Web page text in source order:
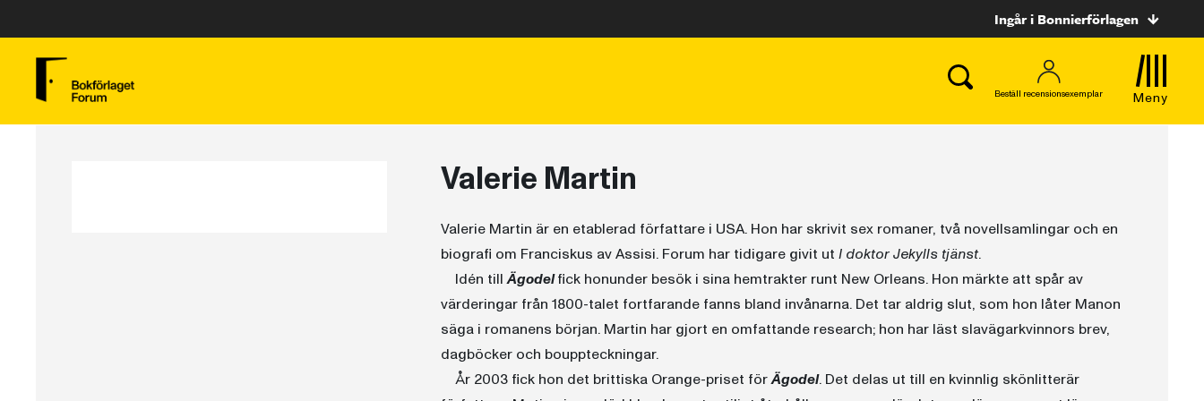
Ingår i Bonnierförlagen
Beställ recensionsexemplar Meny
Valerie Martin
Valerie Martin är en etablerad författare i USA. Hon har skrivit sex romaner, två novellsamlingar och en
biografi om Franciskus av Assisi. Forum har tidigare givit ut I doktor Jekylls tjänst.
Idén tillÄgodelfick honunder besök i sina hemtrakter runt New Orleans. Hon märkte att spår av
värderingar från 1800-talet fortfarande fanns bland invånarna. Det tar aldrig slut, som hon låter Manon
säga i romanens början. Martin har gjort en omfattande research; hon har läst slavägarkvinnors brev,
dagböcker och bouppteckningar.
År 2003 fick hon det brittiska Orange-priset förÄgodel. Det delas ut till en kvinnlig skönlitterär